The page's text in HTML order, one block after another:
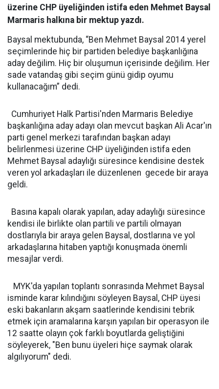
üzerine CHP üyeliğinden istifa eden Mehmet Baysal
Marmaris halkına bir mektup yazdı.
Baysal mektubunda, “Ben Mehmet Baysal 2014 yerel
seçimlerinde hiç bir partiden belediye başkanlığına
aday değilim. Hiç bir oluşumun içerisinde değilim. Her
sade vatandaş gibi seçim günü gidip oyumu
kullanacağım” dedi.
Cumhuriyet Halk Partisi'nden Marmaris Belediye
başkanlığına aday adayı olan mevcut başkan Ali Acar'ın
parti genel merkezi tarafından başkan adayı
belirlenmesi üzerine CHP üyeliğinden istifa eden
Mehmet Baysal adaylığı süresince kendisine destek
veren yol arkadaşları ile düzenlenen gecede bir araya
geldi.
Basına kapalı olarak yapılan, aday adaylığı süresince
kendisi ile birlikte olan partili ve partili olmayan
dostlarıyla bir araya gelen Baysal, dostlarına ve yol
arkadaşlarına hitaben yaptığı konuşmada önemli
mesajlar verdi.
MYK'da yapılan toplantı sonrasında Mehmet Baysal
isminde karar kılındığını söyleyen Baysal, CHP üyesi
eski bakanların akşam saatlerinde kendisini tebrik
etmek için aramalarına karşın yapılan bir operasyon ile
12 saatte olayın çok farklı boyutlarda geliştiğini
söyleyerek, "Ben bunu üyeleri hiçe saymak olarak
algılıyorum" dedi.